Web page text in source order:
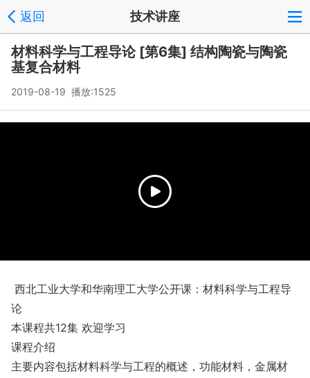
返回 技术讲座
材料科学与工程导论 [第6集] 结构陶瓷与陶瓷
基复合材料
2019-08-19 播放:1525
西北工业大学和华南理工大学公开课：材料科学与工程导
论
本课程共12集 欢迎学习
课程介绍
主要内容包括材料科学与工程的概述，功能材料，金属材